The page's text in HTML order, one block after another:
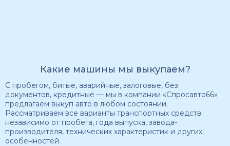
Какие машины мы выкупаем?
С пробегом, битые, аварийные, залоговые, без
документов, кредитные — мы в компании «Спросавто66»
предлагаем выкуп авто в любом состоянии.
Рассматриваем все варианты транспортных средств
независимо от пробега, года выпуска, завода-
производителя, технических характеристик и других
особенностей.